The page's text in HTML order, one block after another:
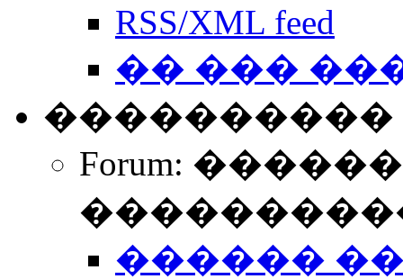
RSS/XML feed
�� ���
����������
Forum:
������